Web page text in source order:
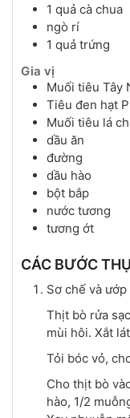
1 quả cà chua
ngò rí
1 quả trứng
Gia vị
Muối tiêu Tây
Tiêu đen hạt
Muối tiêu lá
dầu ăn
đường
dầu hào
bột bắp
nước tương
tương ớt
CÁC BƯỚC
Sơ chế và
Thịt bò rửa
mùi hôi. Xắt
Tỏi bóc vỏ,
Cho thịt bò
hào, 1/2